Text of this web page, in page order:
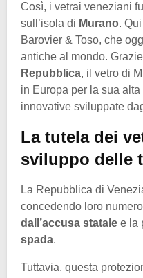
Così, i vetrai veneziani
sull’isola di Murano.
Barovier & Toso, che
antiche al mondo.
Repubblica, il vetro di
in Europa per la sua
innovative sviluppate
La tutela dei
sviluppo delle
La Repubblica di
concedendo loro
dall’accusa statale e la
spada.
Tuttavia, questa